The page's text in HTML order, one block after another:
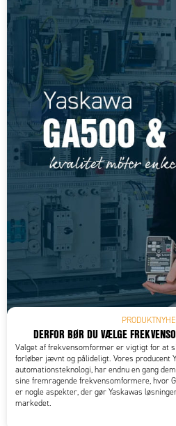
DERFOR BØR DU VÆLGE
Valget af frekvensomformer er vigtigt for at
forløber jævnt og pålideligt. Vores producent
automationsteknologi, har endnu en gang
sine fremragende frekvensomformere, hvor
er nogle aspekter, der gør Yaskawas
markedet.